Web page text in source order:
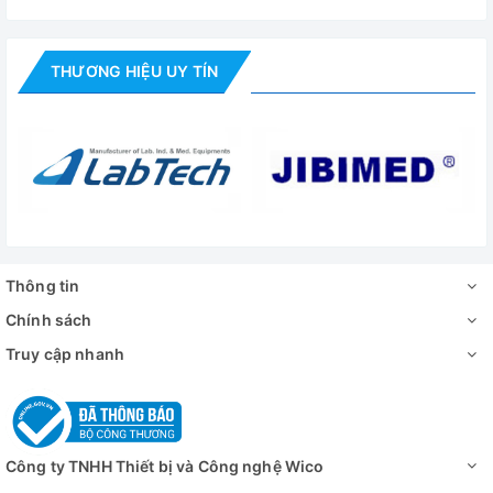
Cảm biến PT100
Công suất 600W
(DxWxH)
Kích thước
ngoài
(DxWxH)
Số kệ 2
Nguồn điện 220V, 50Hz
THƯƠNG HIỆU UY TÍN
Thông tin
Chính sách
Truy cập nhanh
Công ty TNHH Thiết bị và Công nghệ Wico